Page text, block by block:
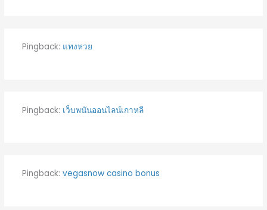
Pingback: แทงหวย
Pingback: เว็บพนันออนไลน์เกาหลี
Pingback: vegasnow casino bonus